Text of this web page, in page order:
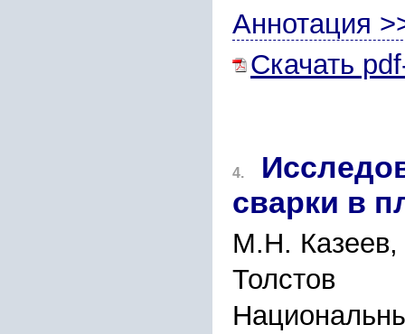
Аннотация
Скачать
4.
сварки в
М.Н.
Толстов